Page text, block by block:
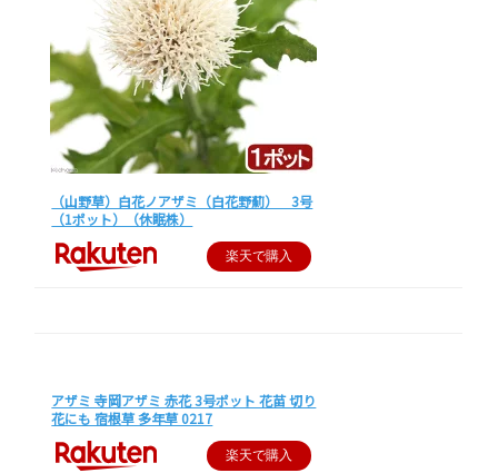
（山野草）白花ノアザミ（白花野薊） 3号
（1ポット）（休眠株）
楽天で購入
アザミ 寺岡アザミ 赤花 3号ポット 花苗 切り
花にも 宿根草 多年草 0217
楽天で購入